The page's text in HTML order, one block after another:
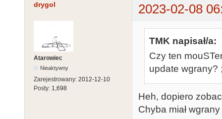
drygol 2023-02-08
Atarowiec
Nieaktywny
Zarejestrowany: 2012-12-10
Posty: 1,698
TMK napisał/a:
Czy ten
update wgrany?
Heh, dopiero
Chyba miał